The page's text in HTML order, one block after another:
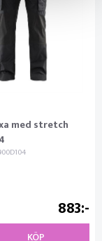
med stretch
883
KÖP